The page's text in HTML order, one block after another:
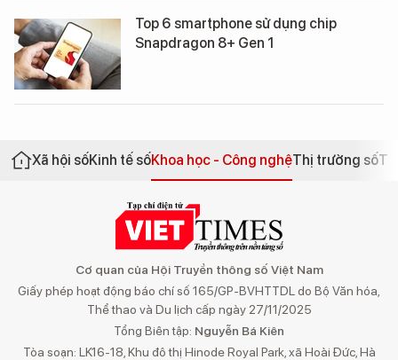
Top 6 smartphone sử dụng chip
Snapdragon 8+ Gen 1
Xã hội sốKinh tế sốKhoa học - Công nghệThị trường số
Cơ quan của Hội Truyền thông số Việt Nam
Giấy phép hoạt động báo chí số 165/GP-BVHTTDL do Bộ Văn hóa,
Thể thao và Du lịch cấp ngày 27/11/2025
Tổng Biên tập: Nguyễn Bá Kiên
Tòa soạn: LK16-18, Khu đô thị Hinode Royal Park, xã Hoài Đức, Hà